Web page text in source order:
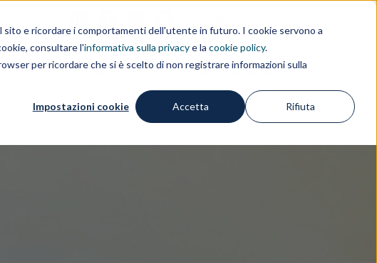
e ricordare i comportamenti dell'utente in futuro. I cookie servono a
consultare l'informativa sulla privacye la cookie policy.
per ricordare che si è scelto di non registrare informazioni sulla
Impostazioni cookie Accetta Rifiuta
SERVIZI FREE IP TOOLS APPROFONDIMENTI